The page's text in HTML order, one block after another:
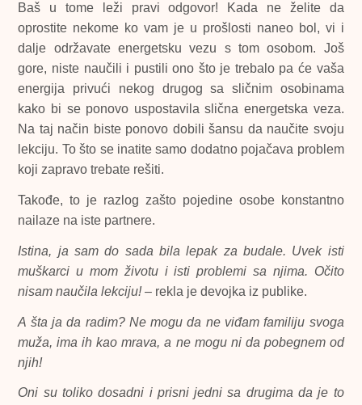
Baš u tome leži pravi odgovor! Kada ne želite da
oprostite nekome ko vam je u prošlosti naneo bol, vi i
dalje održavate energetsku vezu s tom osobom. Još
gore, niste naučili i pustili ono što je trebalo pa će vaša
energija privući nekog drugog sa sličnim osobinama
kako bi se ponovo uspostavila slična energetska veza.
Na taj način biste ponovo dobili šansu da naučite svoju
lekciju. To što se inatite samo dodatno pojačava problem
koji zapravo trebate rešiti.
Takođe, to je razlog zašto pojedine osobe konstantno
nailaze na iste partnere.
Istina, ja sam do sada bila lepak za budale. Uvek isti
muškarci u mom životu i isti problemi sa njima. Očito
nisam naučila lekciju!– rekla je devojka iz publike.
A šta ja da radim? Ne mogu da ne viđam familiju svoga
muža, ima ih kao mrava, a ne mogu ni da pobegnem od
njih!
Oni su toliko dosadni i prisni jedni sa drugima da je to